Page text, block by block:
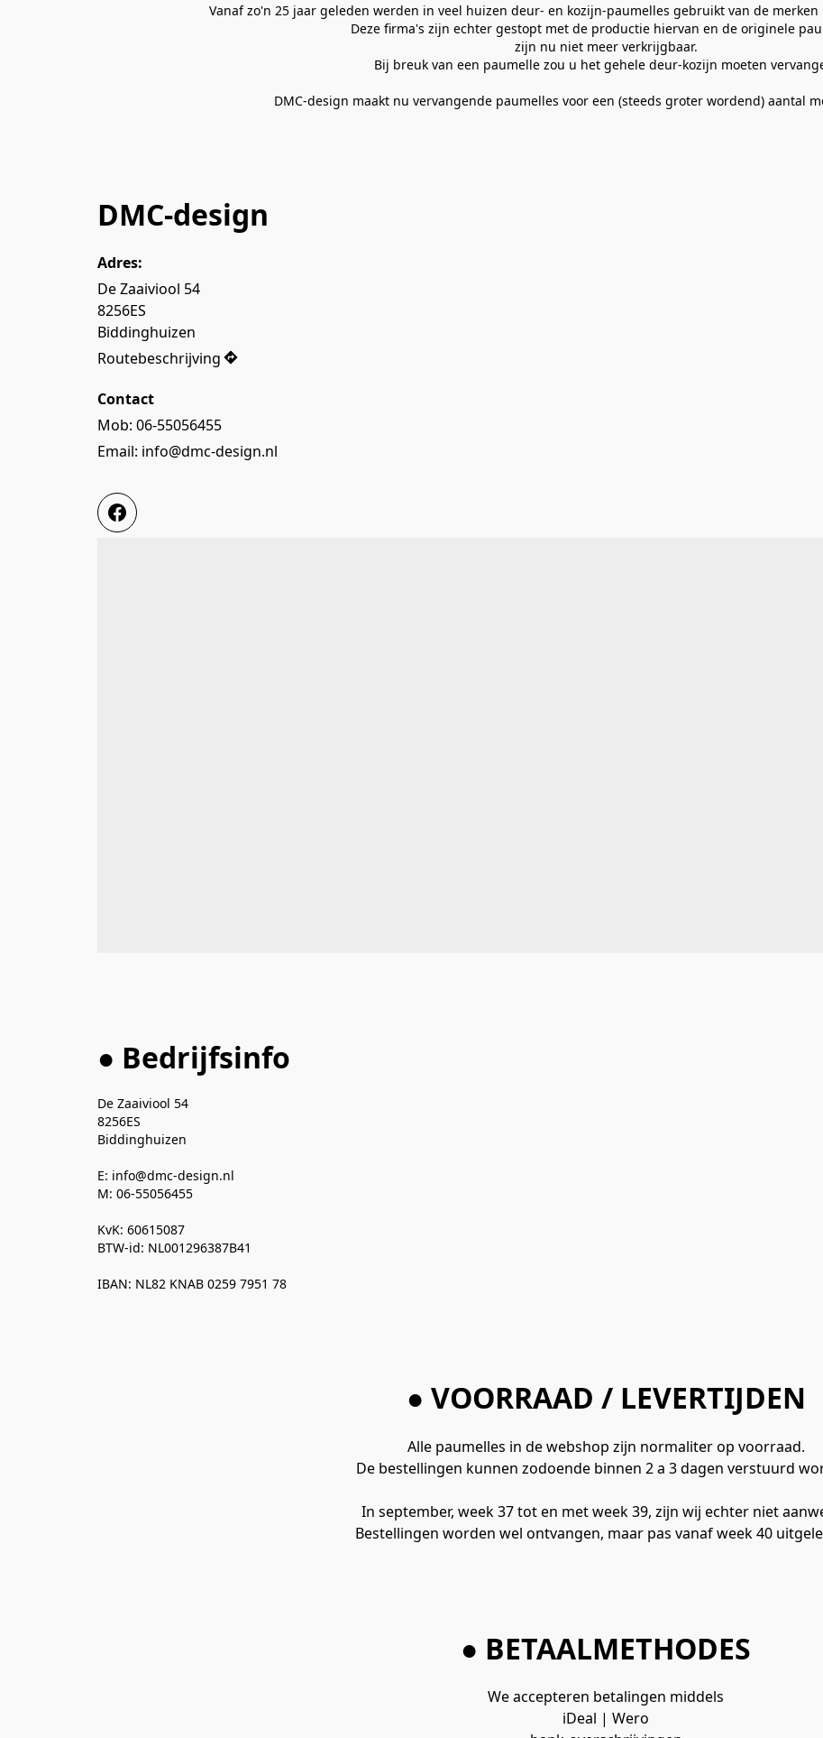
Vanaf zo'n 25 jaar geleden werden in veel huizen deur- en kozijn-paumelles gebruikt van de merken
Deze firma's zijn echter gestopt met de productie hiervan en de originele
zijn nu niet meer verkrijgbaar.
Bij breuk van een paumelle zou u het gehele deur-kozijn moeten
DMC-design maakt nu vervangende paumelles voor een (steeds groter wordend) aantal
DMC-design
Adres:
De Zaaiviool 54
8256ES
Biddinghuizen
Routebeschrijving
Contact
Mob: 06-55056455
Email: info@dmc-design.nl
● Bedrijfsinfo
De Zaaiviool 54
8256ES
Biddinghuizen
E: info@dmc-design.nl
M: 06-55056455
KvK: 60615087
BTW-id: NL001296387B41
IBAN: NL82 KNAB 0259 7951 78
● VOORRAAD / LEVERTIJDEN
Alle paumelles in de webshop zijn normaliter op voorraad.
De bestellingen kunnen zodoende binnen 2 a 3 dagen verstuurd
In september, week 37 tot en met week 39, zijn wij echter niet
Bestellingen worden wel ontvangen, maar pas vanaf week 40
● BETAALMETHODES
We accepteren betalingen middels
iDeal | Wero